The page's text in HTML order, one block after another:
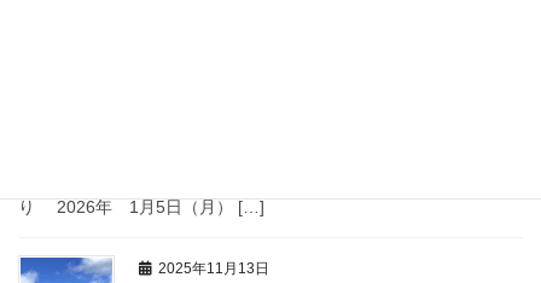
り 2026年 1月5日（月） […]
2025年11月13日